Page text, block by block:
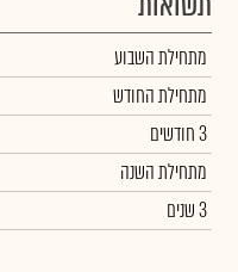
מתחילת השבוע
מתחילת החודש
3 חודשים
מתחילת השנה
3 שנים